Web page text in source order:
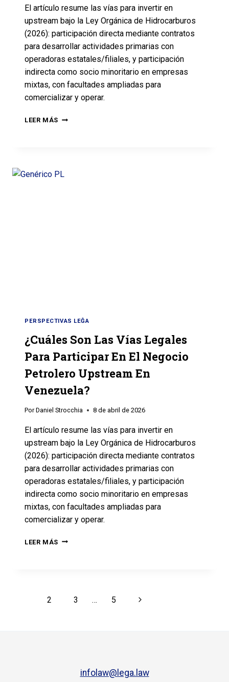
El artículo resume las vías para invertir en
upstream bajo la Ley Orgánica de Hidrocarburos
(2026): participación directa mediante contratos
para desarrollar actividades primarias con
operadoras estatales/filiales, y participación
indirecta como socio minoritario en empresas
mixtas, con facultades ampliadas para
comercializar y operar.
LEER MÁS
PERSPECTIVAS LEĜA
¿Cuáles Son Las Vías Legales
Para Participar En El Negocio
Petrolero Upstream En
Venezuela?
Por Daniel Strocchia 8 de abril de 2026
El artículo resume las vías para invertir en
upstream bajo la Ley Orgánica de Hidrocarburos
(2026): participación directa mediante contratos
para desarrollar actividades primarias con
operadoras estatales/filiales, y participación
indirecta como socio minoritario en empresas
mixtas, con facultades ampliadas para
comercializar y operar.
LEER MÁS
2 3 … 5
infolaw@lega.law